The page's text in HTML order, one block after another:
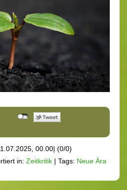
00.00| (0/0)
in: Zeitkritik | Tags: Neue Ära